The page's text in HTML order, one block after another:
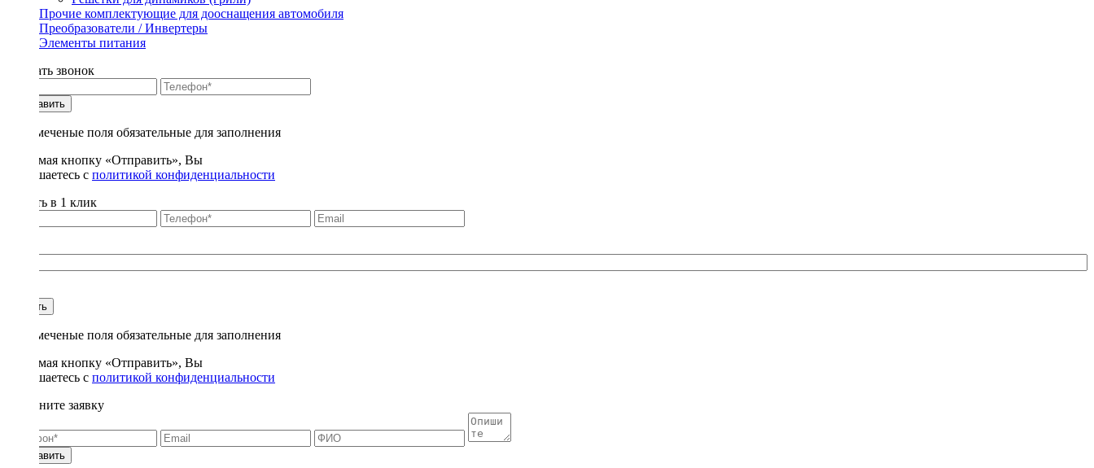
Прочие комплектующие для дооснащения автомобиля
Преобразователи / Инвертеры
Элементы питания
Заказать звонок
Отправить
* - отмеченые поля обязательные для заполнения
Нажимая кнопку «Отправить», Вы
соглашаетесь с политикой конфиденциальности
Купить в 1 клик
Купить
* - отмеченые поля обязательные для заполнения
Нажимая кнопку «Отправить», Вы
соглашаетесь с политикой конфиденциальности
Заполните заявку
Отправить